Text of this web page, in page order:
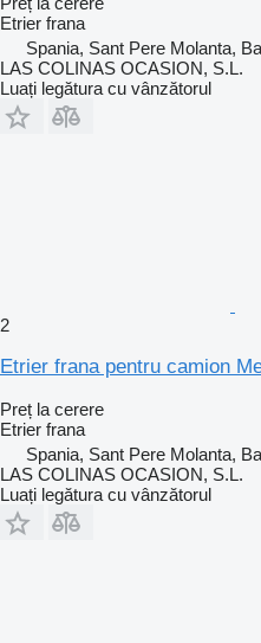
Etrier frana
Spania, Sant Pere Molanta,
LAS COLINAS OCASION, S.L.
Luați legătura cu vânzătorul
2
Etrier frana pentru camion
Preț la cerere
Etrier frana
Spania, Sant Pere Molanta,
LAS COLINAS OCASION, S.L.
Luați legătura cu vânzătorul